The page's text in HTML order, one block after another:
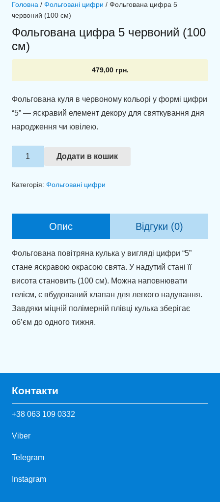
Головна / Фольговані цифри / Фольгована цифра 5
червоний (100 см)
Фольгована цифра 5 червоний (100
см)
479,00 грн.
Фольгована куля в червоному кольорі у формі цифри
“5” — яскравий елемент декору для святкування дня
народження чи ювілею.
Фольгована
цифра
Додати в кошик
Категорія: Фольговані цифри
Опис Відгуки (0)
Фольгована повітряна кулька у вигляді цифри “5”
стане яскравою окрасою свята. У надутий стані її
висота становить (100 см). Можна наповнювати
гелієм, є вбудований клапан для легкого надування.
Завдяки міцній полімерній плівці кулька зберігає
об’єм до одного тижня.
Контакти
+38 063 109 0332
Viber
Telegram
Instagram